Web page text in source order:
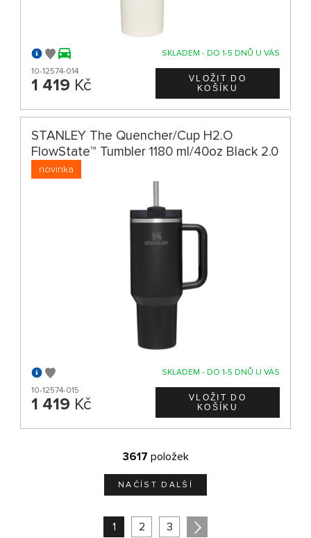
SKLADEM - DO 1-5 DNŮ U VÁS
10-12574-014
1 419 Kč
STANLEY The Quencher/Cup H2.O
FlowState™ Tumbler 1180 ml/40oz Black 2.0
novinka
SKLADEM - DO 1-5 DNŮ U VÁS
10-12574-015
1 419 Kč
3617 položek
NAČÍST DALŠÍ
1 2 3